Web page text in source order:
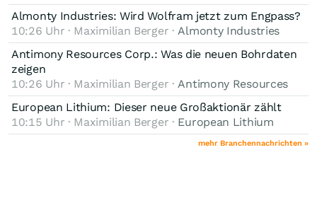
Almonty Industries: Wird Wolfram jetzt zum Engpass?
10:26 Uhr · Maximilian Berger · Almonty Industries
Antimony Resources Corp.: Was die neuen Bohrdaten
zeigen
10:26 Uhr · Maximilian Berger · Antimony Resources
European Lithium: Dieser neue Großaktionär zählt
10:15 Uhr · Maximilian Berger · European Lithium
mehr Branchennachrichten »